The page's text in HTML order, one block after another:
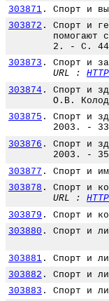
303871 . Спорт и
303872 .
Спорт и
помогают
2. - С.
303873 .
Спорт и
URL :
303874 .
Спорт и
О.В.
303875 .
Спорт и
2003. -
303876 .
Спорт и
2003. -
303877 . Спорт и
303878 .
Спорт и
URL :
303879 . Спорт и
303880 . Спорт и
303881 . Спорт и
303882 . Спорт и
303883 . Спорт и